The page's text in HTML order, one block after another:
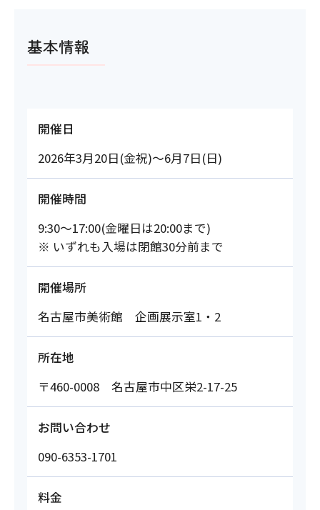
基本情報
開催日
2026年3月20日(金祝)～6月7日(日)
開催時間
9:30～17:00(金曜日は20:00まで)
※ いずれも入場は閉館30分前まで
開催場所
名古屋市美術館 企画展示室1・2
所在地
〒460-0008 名古屋市中区栄2-17-25
お問い合わせ
090-6353-1701
料金